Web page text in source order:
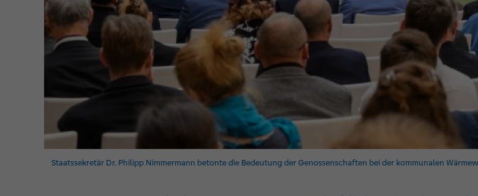
Staatssekretär Dr. Philipp Nimmermann betonte die Bedeutung der Genossenschaften bei der kommunalen